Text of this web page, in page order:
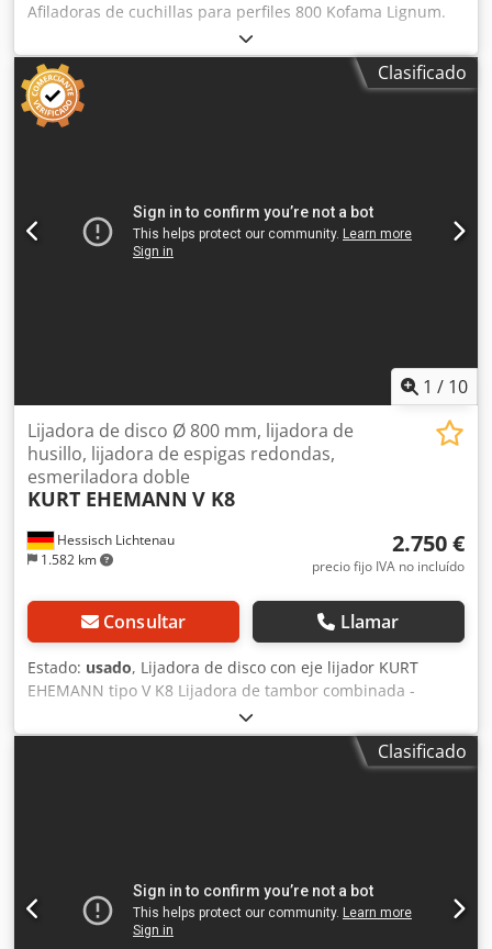
Afiladoras de cuchillas para perfiles 800 Kofama Lignum.
Perfil de afilado 800, usado, 1987. Evaluación: Djdpfoh S
Upijx Ailsck Tabla Modelo: 800 Descripción: 800 afiladoras
con cuchilla para perfiles.
Clasificado
1 / 10
Hessisch Lichtenau
1.582 km
Lijadora de disco Ø 800 mm, lijadora de
husillo, lijadora de espigas redondas,
esmeriladora doble
KURT EHEMANN V K8
2.750 €
precio fijo IVA no incluído
Consultar Llamar
Estado: usado, Lijadora de disco con eje lijador KURT
EHEMANN tipo V K8 Lijadora de tambor combinada -
lijadora doble, lijadora de vástago cilíndrico Dedpfxjrk U
Edj Ailsck No. de máquina No. 6812420 Año de
construcción 1968 Diámetro del disco de lijado 800 mm
de lijado por husillo 1000 mm Velocidad de la unidad de
lijado por husillo 1410 / 2420 rpm cambio de polos
Potencia motor disco lijador 3 kW Potencia motor unidad
Clasificado